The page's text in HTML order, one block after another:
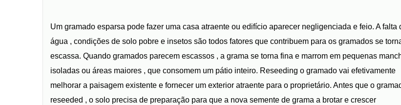
Um gramado esparsa pode fazer uma casa atraente ou edifício aparecer negligenciada e feio. A falta
água , condições de solo pobre e insetos são todos fatores que contribuem para os gramados se
escassa. Quando gramados parecem escassos , a grama se torna fina e marrom em pequenas
isoladas ou áreas maiores , que consomem um pátio inteiro. Reseeding o gramado vai efetivamente
melhorar a paisagem existente e fornecer um exterior atraente para o proprietário. Antes que o
reseeded , o solo precisa de preparação para que a nova semente de grama a brotar e crescer